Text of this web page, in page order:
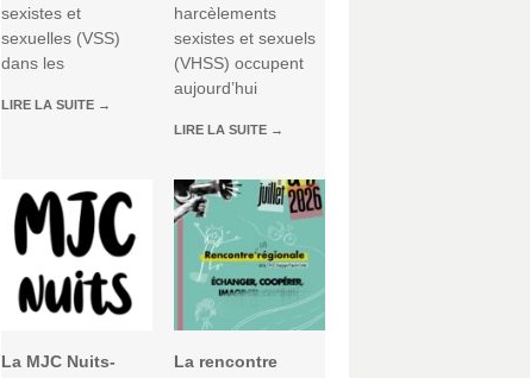
sexistes et
sexuelles (VSS)
dans les
LIRE LA SUITE →
harcèlements
sexistes et sexuels
(VHSS) occupent
aujourd’hui
LIRE LA SUITE →
La MJC Nuits-
La rencontre